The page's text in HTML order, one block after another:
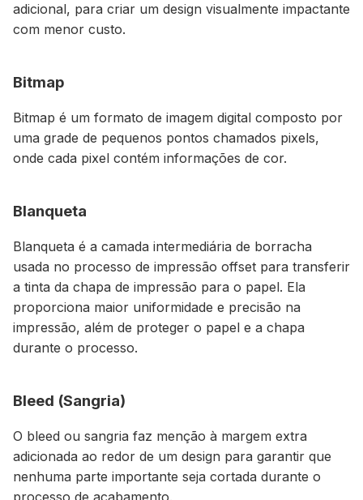
adicional, para criar um design visualmente impactante
com menor custo.
Bitmap
Bitmap é um formato de imagem digital composto por
uma grade de pequenos pontos chamados pixels,
onde cada pixel contém informações de cor.
Blanqueta
Blanqueta é a camada intermediária de borracha
usada no processo de impressão offset para transferir
a tinta da chapa de impressão para o papel. Ela
proporciona maior uniformidade e precisão na
impressão, além de proteger o papel e a chapa
durante o processo.
Bleed (Sangria)
O bleed ou sangria faz menção à margem extra
adicionada ao redor de um design para garantir que
nenhuma parte importante seja cortada durante o
processo de acabamento.